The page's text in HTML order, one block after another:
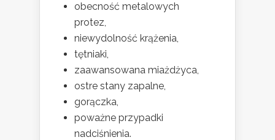
obecność metalowych
protez,
niewydolność krążenia,
tętniaki,
zaawansowana miażdżyca,
ostre stany zapalne,
gorączka,
poważne przypadki
nadciśnienia.